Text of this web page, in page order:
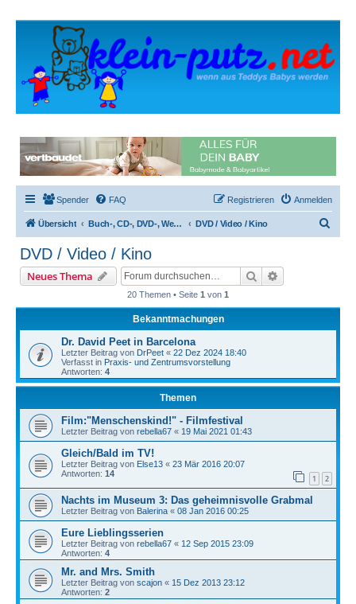
Spender FAQ Anmelden
Registrieren
Übersicht Buch-, CD-, DVD-, Webseiten-, Kinotipps DVD / Video / Kino
DVD / Video / Kino
Neues Thema Suche
20 Themen • Seite 1 von 1
Bekanntmachungen
Dr. David Peet in Barcelona
Letzter Beitrag von DrPeet « 22 Dez 2024 18:40
Verfasst in Praxis- und Zentrumsvorstellung
Antworten: 4
Themen
Film:"Menschenskind!" - Filmfestival
Letzter Beitrag von rebella67 « 19 Mai 2021 01:43
Gleich/Bald im TV!
Letzter Beitrag von Else13 « 23 Mär 2016 20:07
Antworten: 14 1 2
Nachts im Museum 3: Das geheimnisvolle Grabmal
Letzter Beitrag von Balerina « 08 Jan 2016 00:25
Eure Lieblingsserien
Letzter Beitrag von rebella67 « 12 Sep 2015 23:09
Antworten: 4
Mr. and Mrs. Smith
Letzter Beitrag von scajon « 15 Dez 2013 23:12
Antworten: 2